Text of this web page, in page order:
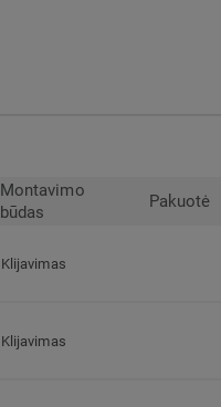
Montavimo
būdas
Pakuotė
Klijavimas
Klijavimas